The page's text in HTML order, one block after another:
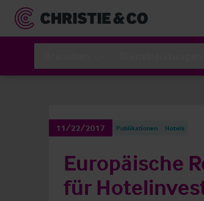
11/22/2017 Publikationen Hotels
Europäische
für